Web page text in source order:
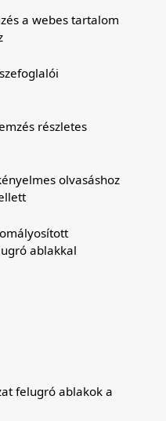
a webes tartalom
részletes
olvasáshoz
ablakkal
felugró ablakok a